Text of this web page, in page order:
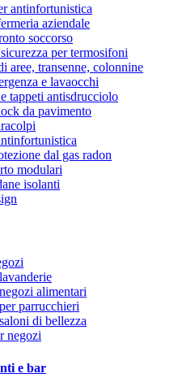
antinfortunistica
aziendale
soccorso
per termosifoni
aree, transenne, colonnine
e lavaocchi
tappeti antisdrucciolo
da pavimento
dal gas radon
modulari
isolanti
alimentari
parrucchieri
di bellezza
negozi
e bar